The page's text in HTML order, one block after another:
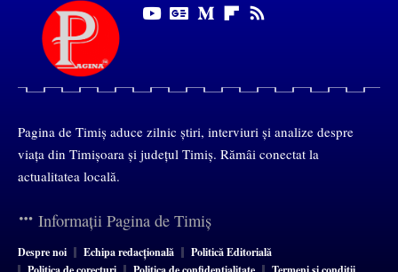
Pagina de Timiș aduce zilnic știri, interviuri și analize despre
viața din Timișoara și județul Timiș. Rămâi conectat la
actualitatea locală.
Informații Pagina de Timiș
Despre noi Echipa redacțională
Politică Editorială